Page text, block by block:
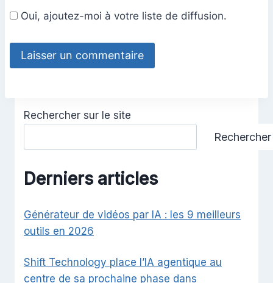
Oui, ajoutez-moi à votre liste de diffusion.
Rechercher sur le site
Rechercher
Derniers articles
Générateur de vidéos par IA : les 9 meilleurs
outils en 2026
Shift Technology place l’IA agentique au
centre de sa prochaine phase dans